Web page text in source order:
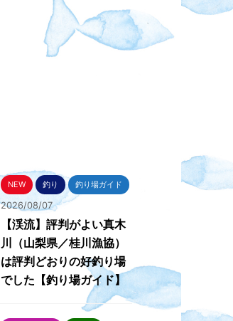
NEW 釣り 釣り場ガイド
2026/08/07
【渓流】評判がよい真木
川（山梨県／桂川漁協）
は評判どおりの好釣り場
でした【釣り場ガイド】